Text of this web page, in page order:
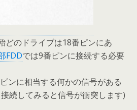
どのドライブは18番ピンにあ
FDDでは9番ピンに接続する必要
ンに相当する何かの信号がある
続してみると信号が衝突します)